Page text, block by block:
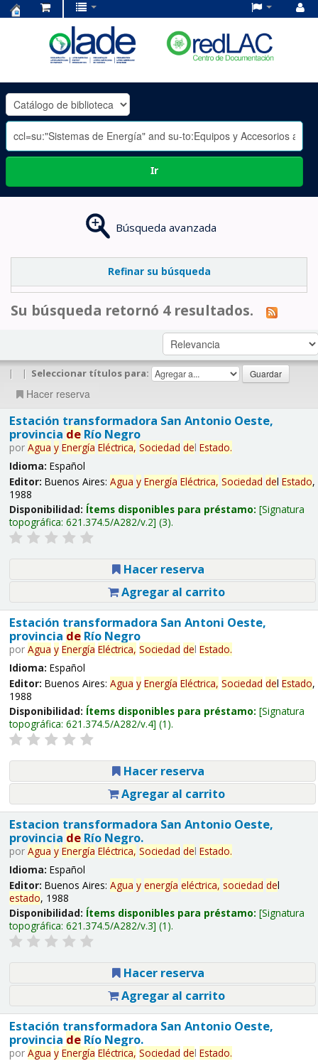
OLADE
-
Ir
Búsqueda avanzada
Refinar su búsqueda
Su búsqueda retornó 4 resultados.
| | Seleccionar títulos para:
Hacer reserva
Estación transformadora San Antonio Oeste,
provincia deRío Negro
por Agua y Energía Eléctrica, Sociedad del Estado.
Idioma: Español
Editor: Buenos Aires: Agua y Energía Eléctrica, Sociedad del Estado,
1988
Disponibilidad: Ítems disponibles para préstamo: Signatura
topográfica: 621.374.5/A282/v.2 (3).
Hacer reserva
Agregar al carrito
Estación transformadora San Antoni Oeste,
provincia deRío Negro
por Agua y Energía Eléctrica, Sociedad del Estado.
Idioma: Español
Editor: Buenos Aires: Agua y Energía Eléctrica, Sociedad del Estado,
1988
Disponibilidad: Ítems disponibles para préstamo: Signatura
topográfica: 621.374.5/A282/v.4 (1).
Hacer reserva
Agregar al carrito
Estacion transformadora San Antonio Oeste,
provincia deRío Negro.
por Agua y Energía Eléctrica, Sociedad del Estado.
Idioma: Español
Editor: Buenos Aires: Agua y energía eléctrica, sociedad del
estado, 1988
Disponibilidad: Ítems disponibles para préstamo: Signatura
topográfica: 621.374.5/A282/v.3 (1).
Hacer reserva
Agregar al carrito
Estación transformadora San Antonio Oeste,
provincia deRío Negro.
por Agua y Energía Eléctrica, Sociedad del Estado.